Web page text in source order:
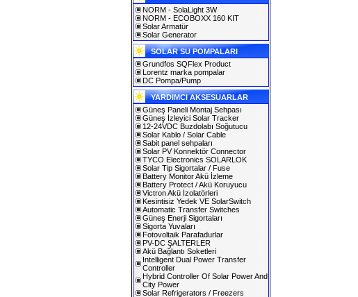
NORM - SolaLight 3W
NORM - ECOBOXX 160 KIT
Solar Armatür
Solar Generator
SOLAR SU POMPALARI
Grundfos SQFlex Product
Lorentz marka pompalar
DC Pompa/Pump
YARDIMCI AKSESUARLAR
Güneş Paneli Montaj Sehpası
Güneş İzleyici Solar Tracker
12-24VDC Buzdolabı Soğutucu
Solar Kablo / Solar Cable
Sabit panel sehpaları
Solar PV Konnektör Connector
TYCO Electronics SOLARLOK
Solar Tip Sigortalar / Fuse
Battery Monitor Akü İzleme
Battery Protect / Akü Koruyucu
Victron Akü İzolatörleri
Kesintisiz Yedek VE SolarSwitch
Automatic Transfer Switches
Güneş Enerji Sigortaları
Sigorta Yuvaları
Fotovoltaik Parafadurlar
PV-DC ŞALTERLER
Akü Bağlantı Soketleri
Intelligent Dual Power Transfer
Controller
Hybrid Controller Of Solar Power And
City Power
Solar Refrigerators / Freezers